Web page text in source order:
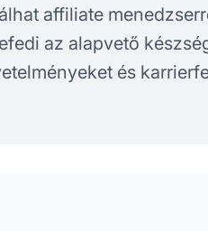
affiliate
az alapvető
és